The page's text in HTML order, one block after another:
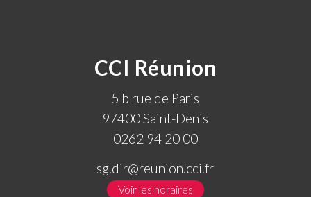
CCI Réunion
5 b rue de Paris
97400 Saint-Denis
0262 94 20 00
sg.dir@reunion.cci.fr
Voir les horaires